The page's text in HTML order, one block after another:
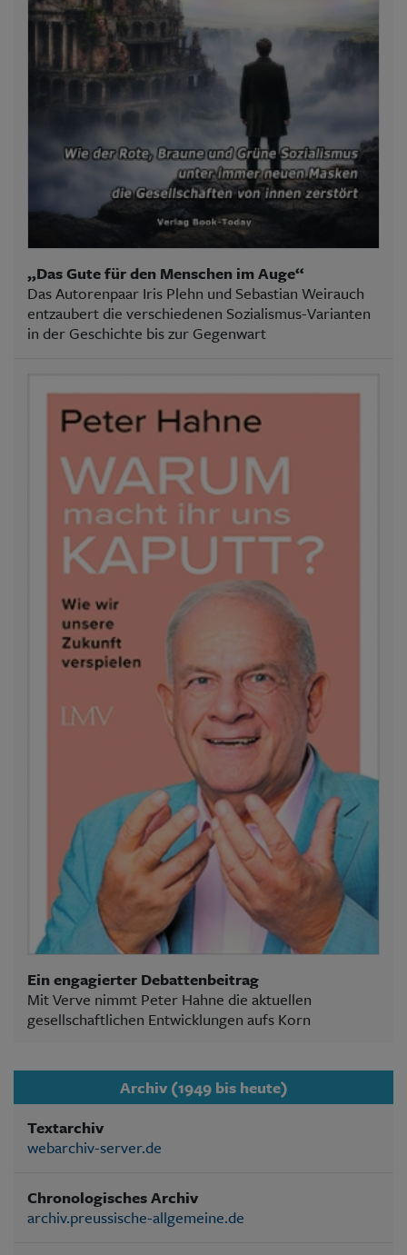
„Das Gute für den Menschen im Auge“
Das Autorenpaar Iris Plehn und Sebastian Weirauch
entzaubert die verschiedenen Sozialismus-Varianten
in der Geschichte bis zur Gegenwart
Ein engagierter Debattenbeitrag
Mit Verve nimmt Peter Hahne die aktuellen
gesellschaftlichen Entwicklungen aufs Korn
Archiv (1949 bis heute)
Textarchiv
webarchiv-server.de
Chronologisches Archiv
archiv.preussische-allgemeine.de